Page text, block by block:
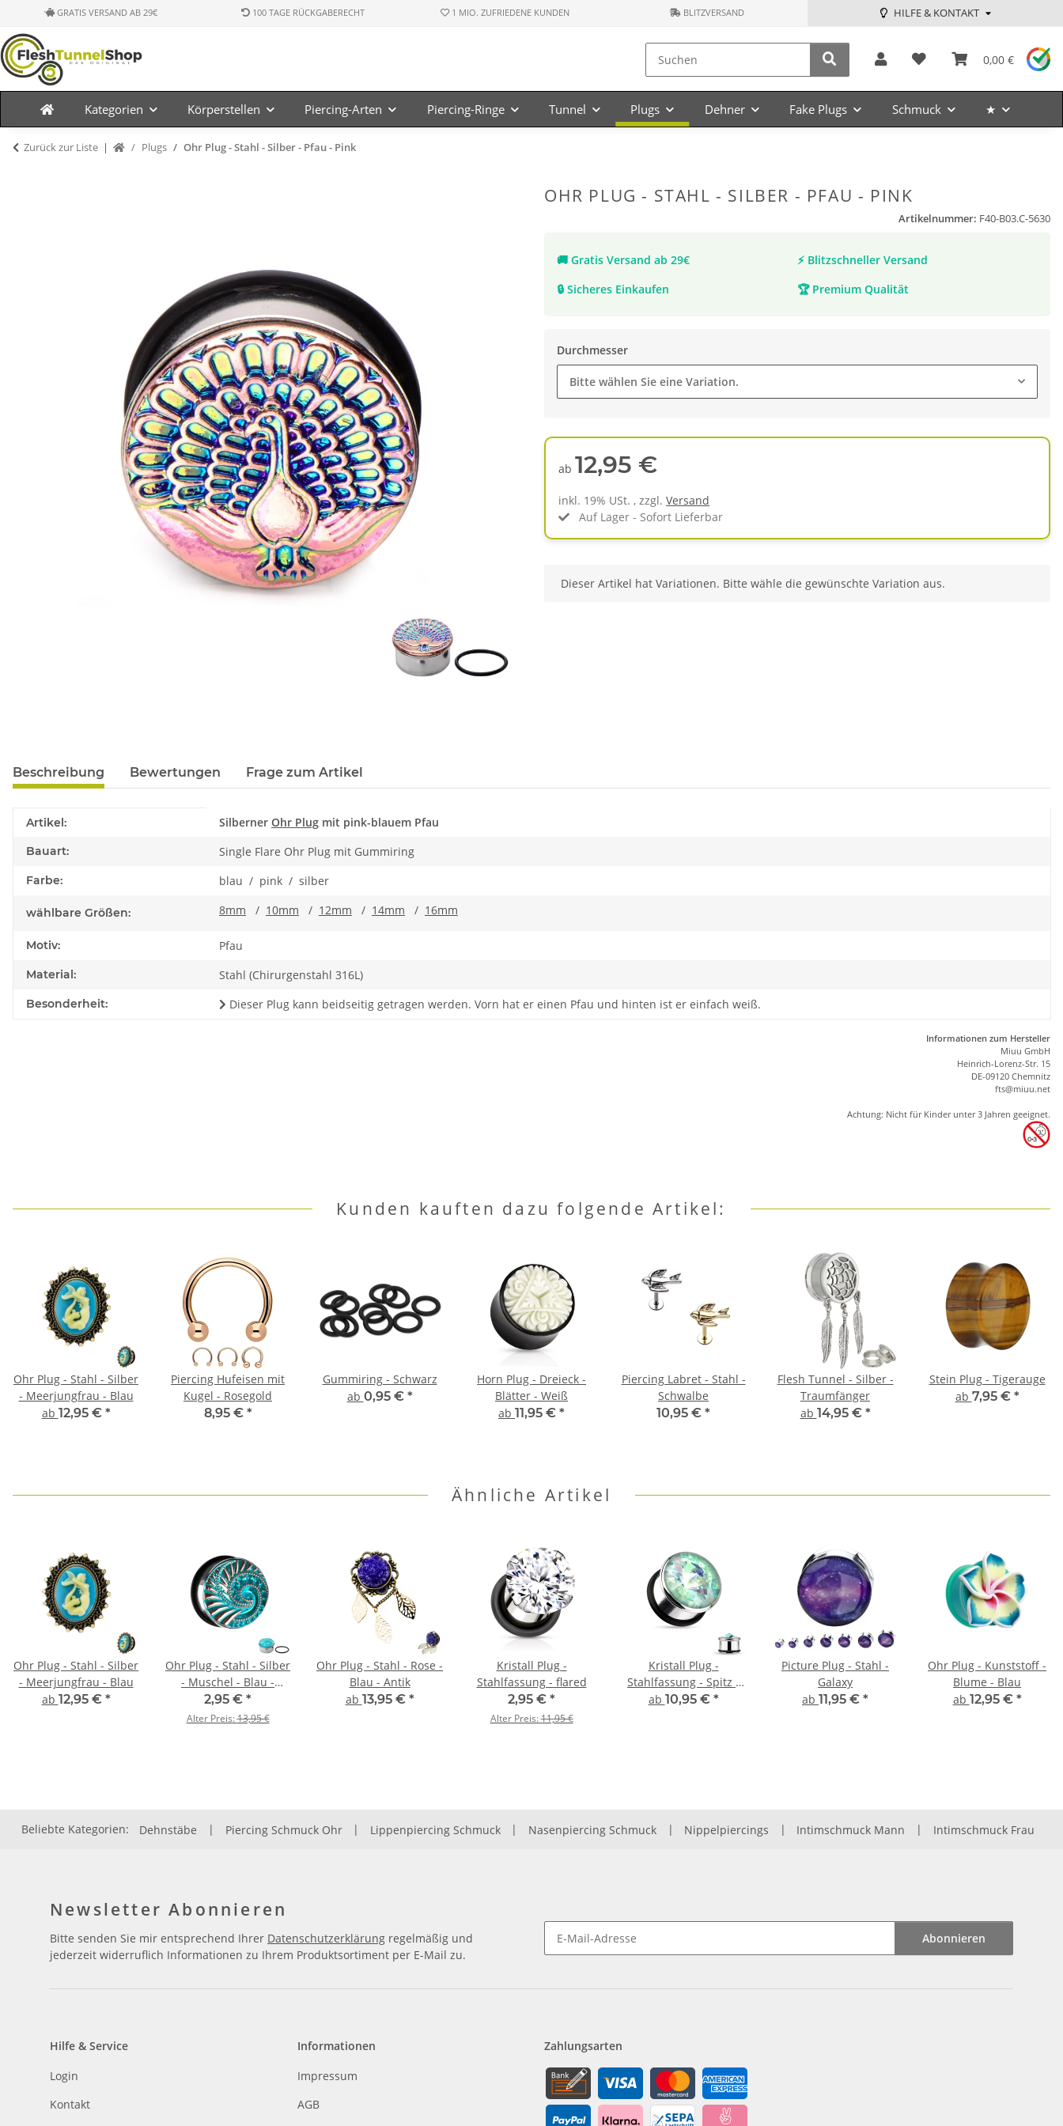
GRATIS VERSAND AB 29€ 100 TAGE RÜCKGABERECHT 1 MIO. ZUFRIEDENE KUNDEN BLITZVERSAND HILFE & KONTAKT
0,00 €
Kategorien Körperstellen Piercing-Arten Piercing-Ringe Tunnel Plugs Dehner Fake Plugs Schmuck ★
Zurück zur Liste Plugs Ohr Plug - Stahl - Silber - Pfau - Pink
OHR PLUG - STAHL - SILBER - PFAU - PINK
Artikelnummer: F40-B03.C-5630
🚚 Gratis Versand ab 29€ ⚡ Blitzschneller Versand
🔒 Sicheres Einkaufen 🏆 Premium Qualität
Durchmesser
Bitte wählen Sie eine Variation.
ab 12,95 €
inkl. 19% USt. , zzgl. Versand
Auf Lager - Sofort Lieferbar
x
Dieser Artikel hat Variationen. Bitte wähle die gewünschte Variation aus.
Beschreibung Bewertungen Frage zum Artikel
Produkteigenschaft
Wert
Artikel: Silberner Ohr Plug mit pink-blauem Pfau
Bauart: Single Flare Ohr Plug mit Gummiring
Farbe: blau / pink / silber
wählbare Größen: 8mm / 10mm / 12mm / 14mm / 16mm
Motiv: Pfau
Material: Stahl (Chirurgenstahl 316L)
Besonderheit: Dieser Plug kann beidseitig getragen werden. Vorn hat er einen Pfau und hinten ist er einfach weiß.
Informationen zum Hersteller
Miuu GmbH
Heinrich-Lorenz-Str. 15
DE-09120 Chemnitz
fts@miuu.net
Achtung: Nicht für Kinder unter 3 Jahren geeignet.
Kunden kauften dazu folgende Artikel:
Ohr Plug - Stahl - Silber
- Meerjungfrau - Blau
ab 12,95 € *
Piercing Hufeisen mit
Kugel - Rosegold
8,95 € *
Gummiring - Schwarz
ab 0,95 € *
Horn Plug - Dreieck -
Blätter - Weiß
ab 11,95 € *
Piercing Labret - Stahl -
Schwalbe
10,95 € *
Flesh Tunnel - Silber -
Traumfänger
ab 14,95 € *
Stein Plug - Tigerauge
ab 7,95 € *
Ähnliche Artikel
Ohr Plug - Stahl - Silber
- Meerjungfrau - Blau
ab 12,95 € *
Ohr Plug - Stahl - Silber
- Muschel - Blau -
Kristalle
2,95 € *
Alter Preis:13,95 €
Ohr Plug - Stahl - Rose -
Blau - Antik
ab 13,95 € *
Kristall Plug -
Stahlfassung - flared
2,95 € *
Alter Preis:11,95 €
Kristall Plug -
Stahlfassung - Spitz -
Aqua Crystal - Single
ab 10,95 € *
Picture Plug - Stahl -
Galaxy
ab 11,95 € *
Ohr Plug - Kunststoff -
Blume - Blau
ab 12,95 € *
Beliebte Kategorien: Dehnstäbe | Piercing Schmuck Ohr | Lippenpiercing Schmuck | Nasenpiercing Schmuck | Nippelpiercings | Intimschmuck Mann | Intimschmuck Frau
Newsletter Abonnieren
Bitte senden Sie mir entsprechend Ihrer Datenschutzerklärung regelmäßig und
jederzeit widerruflich Informationen zu Ihrem Produktsortiment per E-Mail zu.
Abonnieren
Hilfe & Service
Login
Kontakt
Informationen
Impressum
AGB
Zahlungsarten